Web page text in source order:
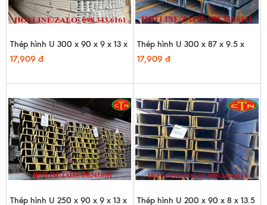
Thép hình U 300 x 90 x 9 x 13 x
12m - HQ
17,909 đ
Thép hình U 300 x 87 x 9.5 x
12m - HQ
17,909 đ
Thép hình U 250 x 90 x 9 x 13 x
Thép hình U 200 x 90 x 8 x 13.5